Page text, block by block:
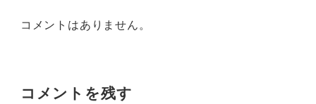
コメントはありません。
コメントを残す